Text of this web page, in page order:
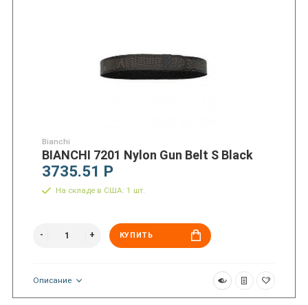
Bianchi
BIANCHI 7201 Nylon Gun Belt S Black
3735.51 Р
На складе в США: 1 шт.
КУПИТЬ
Описание